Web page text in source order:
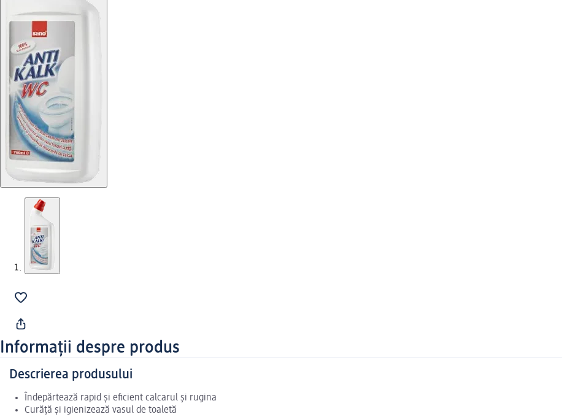
Informații despre produs
Descrierea produsului
Îndepărtează rapid și eficient calcarul și rugina
Curăță și igienizează vasul de toaletă